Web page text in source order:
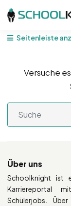
Seitenleiste
Versuche
Über uns
Schoolknight ist
Karriereportal
Schülerjobs.